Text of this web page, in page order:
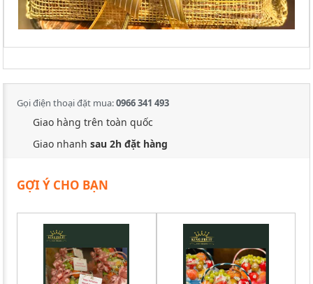
Gọi điện thoại đặt mua:0966 341 493
Giao hàng trên toàn quốc
Giao nhanh sau 2h đặt hàng
GỢI Ý CHO BẠN